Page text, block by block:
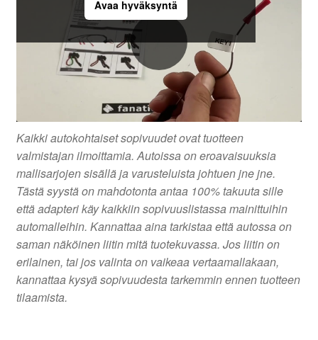
Avaa hyväksyntä
Kaikki autokohtaiset sopivuudet ovat tuotteen
valmistajan ilmoittamia. Autoissa on eroavaisuuksia
mallisarjojen sisällä ja varusteluista johtuen jne jne.
Tästä syystä on mahdotonta antaa 100% takuuta sille
että adapteri käy kaikkiin sopivuuslistassa mainittuihin
automalleihin. Kannattaa aina tarkistaa että autossa on
saman näköinen liitin mitä tuotekuvassa. Jos liitin on
erilainen, tai jos valinta on vaikeaa vertaamallakaan,
kannattaa kysyä sopivuudesta tarkemmin ennen tuotteen
tilaamista.